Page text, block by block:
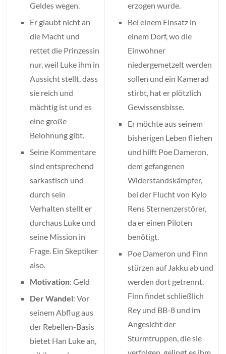
Geldes wegen.
Er glaubt nicht an
die Macht und
rettet die Prinzessin
nur, weil Luke ihm in
Aussicht stellt, dass
sie reich und
mächtig ist und es
eine große
Belohnung gibt.
Seine Kommentare
sind entsprechend
sarkastisch und
durch sein
Verhalten stellt er
durchaus Luke und
seine Mission in
Frage. Ein Skeptiker
also.
Motivation: Geld
Der Wandel: Vor
seinem Abflug aus
der Rebellen-Basis
bietet Han Luke an,
erzogen wurde.
Bei einem Einsatz in
einem Dorf, wo die
Einwohner
niedergemetzelt werden
sollen und ein Kamerad
stirbt, hat er plötzlich
Gewissensbisse.
Er möchte aus seinem
bisherigen Leben fliehen
und hilft Poe Dameron,
dem gefangenen
Widerstandskämpfer,
bei der Flucht von Kylo
Rens Sternenzerstörer,
da er einen Piloten
benötigt.
Poe Dameron und Finn
stürzen auf Jakku ab und
werden dort getrennt.
Finn findet schließlich
Rey und BB-8 und im
Angesicht der
Sturmtruppen, die sie